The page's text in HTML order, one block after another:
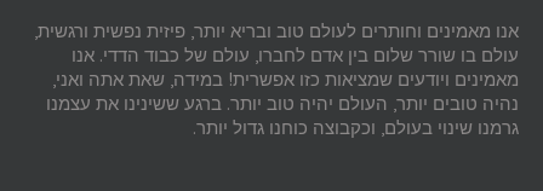
אנו מאמינים וחותרים לעולם טוב ובריא יותר, פיזית נפשית ורגשית,
עולם בו שורר שלום בין אדם לחברו, עולם של כבוד הדדי. אנו
מאמינים ויודעים שמציאות כזו אפשרית! במידה, שאת אתה ואני,
נהיה טובים יותר, העולם יהיה טוב יותר. ברגע ששינינו את עצמנו
גרמנו שינוי בעולם, וכקבוצה כוחנו גדול יותר.